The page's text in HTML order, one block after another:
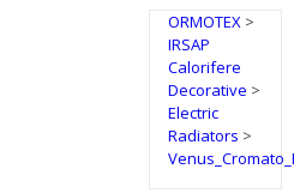
ORMOTEX>
IRSAP
Calorifere
Decorative >
Electric
Radiators >